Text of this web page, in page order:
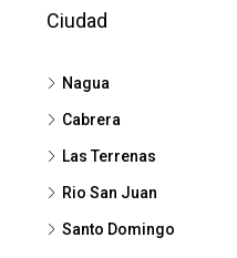
Ciudad
Nagua
Cabrera
Las Terrenas
Rio San Juan
Santo Domingo